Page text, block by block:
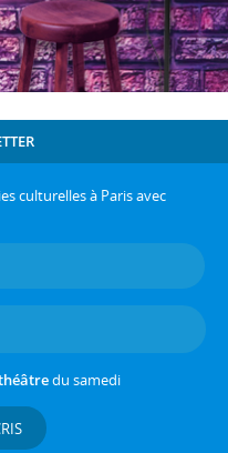
culturelles à Paris avec
du samedi